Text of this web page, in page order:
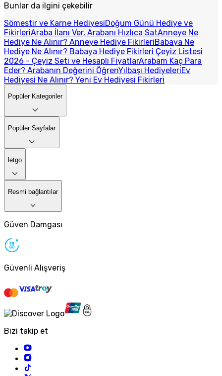
Bunlar da ilgini çekebilir
Sömestir ve Karne HediyesiDoğum Günü Hediye ve
FikirleriAraba İlanı Ver, Arabanı Hızlıca SatAnneye Ne
Hediye Ne Alınır? Anneye Hediye FikirleriBabaya Ne
Hediye Ne Alınır? Babaya Hediye Fikirleri Çeyiz Listesi
2026 - Çeyiz Seti ve Hesaplı FiyatlarArabam Kaç Para
Eder? Arabanın Değerini ÖğrenYılbaşı HediyeleriEv
Hediyesi Ne Alınır? Yeni Ev Hediyesi Fikirleri
Popüler Kategoriler
Popüler Sayfalar
letgo
Resmi bağlantılar
Güven Damgası
Güvenli Alışveriş
Bizi takip et